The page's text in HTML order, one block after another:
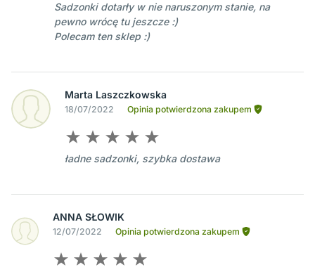
Sadzonki dotarły w nie naruszonym stanie, na
pewno wrócę tu jeszcze :)
Polecam ten sklep :)
Marta Laszczkowska
18/07/2022 Opinia potwierdzona zakupem
ładne sadzonki, szybka dostawa
ANNA SŁOWIK
12/07/2022 Opinia potwierdzona zakupem